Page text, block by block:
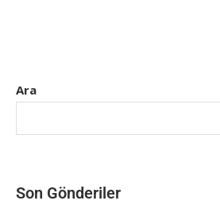
Ara
Son Gönderiler